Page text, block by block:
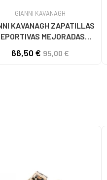
GIANNI KAVANAGH
KAVANAGH ZAPATILLAS
MEJORADAS
66,50 €95,00 €